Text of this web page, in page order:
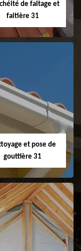
de faitage et
faitière 31
de
et faitière
31
et pose de
gouttière 31
et pose